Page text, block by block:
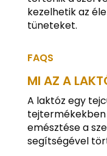
kezelhetik az
tüneteket.
FAQS
MI AZ A
A laktóz egy
emésztése a
segítségével